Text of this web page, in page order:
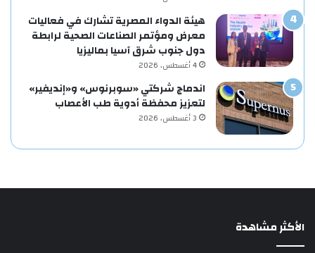
هيئة الدواء المصرية تشارك في فعاليات
معرض ومؤتمر الصناعات الصحية لرابطة
دول جنوب شرق آسيا بماليزيا
4 أغسطس، 2026
اندماج شركتي «سوبرنوس» و«إنديفير»
لتعزيز محفظة أدوية طب الأعصاب
3 أغسطس، 2026
الأكثر مشاهدة